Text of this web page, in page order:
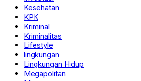
Kesehatan
KPK
Kriminal
Kriminalitas
Lifestyle
lingkungan
Lingkungan Hidup
Megapolitan